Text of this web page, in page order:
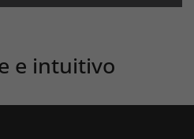
e intuitivo